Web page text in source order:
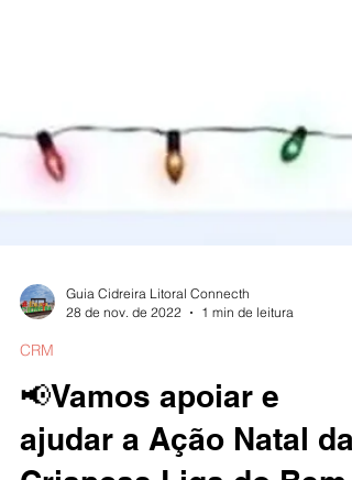
Guia Cidreira Litoral Connecth
28 de nov. de 2022
1 min de leitura
CRM